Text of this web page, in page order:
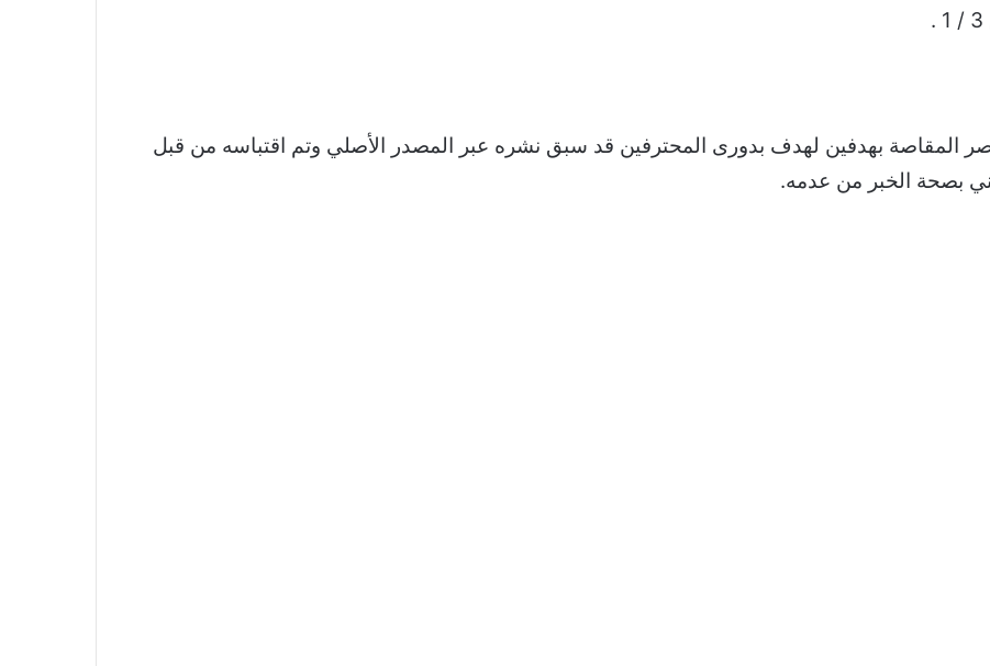
.
المقاصة بهدفين لهدف بدورى المحترفين قد سبق نشره عبر المصدر الأصلي وتم اقتباسه من قبل
بصحة الخبر من عدمه.